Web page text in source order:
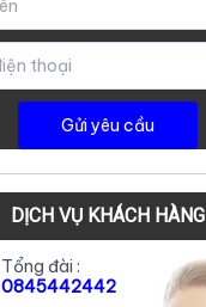
DỊCH VỤ KHÁCH HÀNG
Tổng đài :
0845442442